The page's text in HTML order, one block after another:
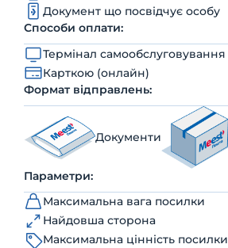
Документ що посвідчує особу
Способи оплати:
Термінал самообслуговування
Карткою (онлайн)
Формат відправлень:
Документи
Параметри:
Максимальна вага посилки
Найдовша сторона
Максимальна цінність посилки